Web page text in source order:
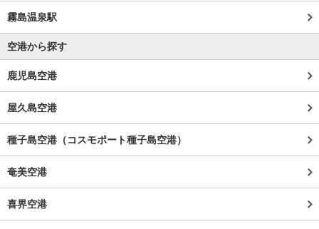
霧島温泉駅
空港から探す
鹿児島空港
屋久島空港
種子島空港（コスモポート種子島空港）
奄美空港
喜界空港